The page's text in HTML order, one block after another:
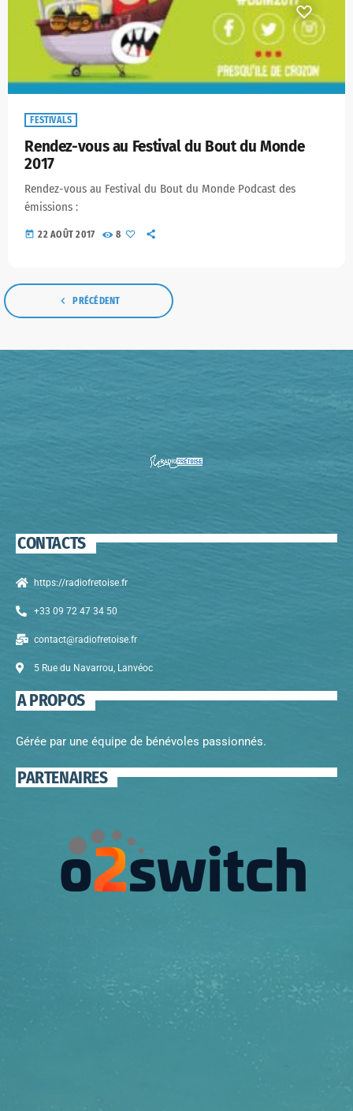
FESTIVALS
Rendez-vous au Festival du Bout du Monde
2017
Rendez-vous au Festival du Bout du Monde Podcast des
émissions :
today 22 AOÛT 2017 8
navigate_before PRÉCÉDENT
CONTACTS
https://radiofretoise.fr
+33 09 72 47 34 50
contact@radiofretoise.fr
5 Rue du Navarrou, Lanvéoc
A PROPOS
Gérée par une équipe de bénévoles passionnés.
PARTENAIRES